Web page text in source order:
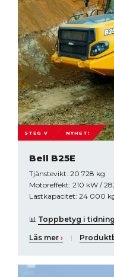
STEG V NYHET!
Bell B25E
Tjänstevikt: 20 728 kg
Motoreffekt: 210 kW /
Lastkapacitet: 24 000
📊 Toppbetyg i
Läs mer › |